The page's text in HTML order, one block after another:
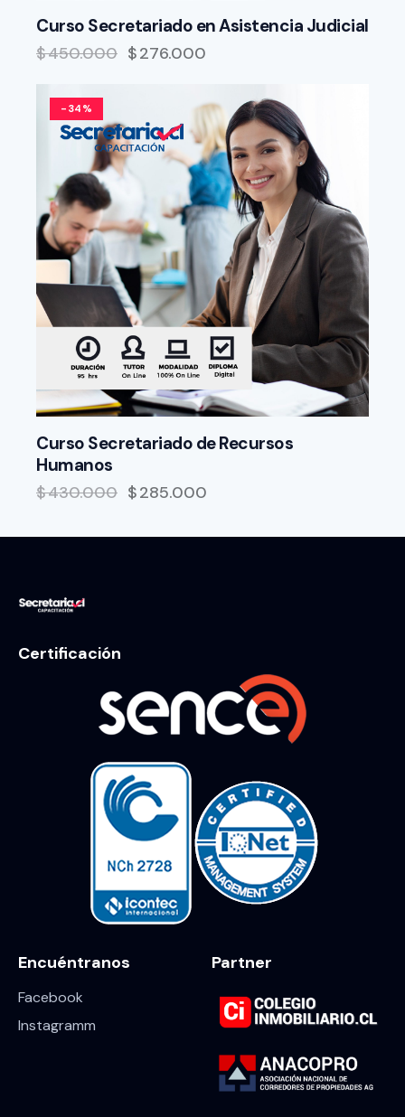
Curso Secretariado en Asistencia Judicial
$450.000 $276.000
-34%
Curso Secretariado de Recursos
Humanos
$430.000 $285.000
Certificación
Encuéntranos
Facebook
Instagramm
Partner